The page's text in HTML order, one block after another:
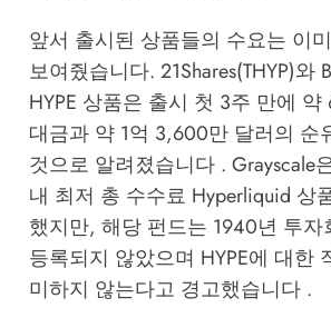
앞서 출시된 상품들의 수요는 이
보여줬습니다. 21Shares(THYP)와
HYPE 상품은 출시 첫 3주 만에
대금과 약 1억 3,600만 달러의 순
것으로 알려졌습니다 . Grayscale
내 최저 총 수수료 Hyperliquid 상
했지만, 해당 펀드는 1940년 투자
등록되지 않았으며 HYPE에 대한
미하지 않는다고 경고했습니다 .